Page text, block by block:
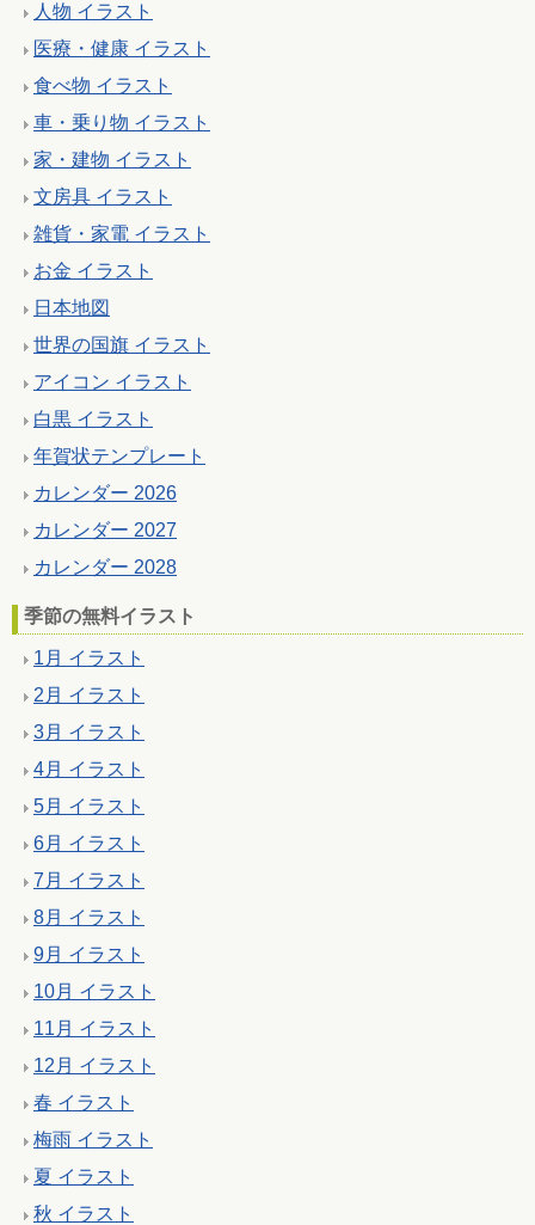
人物 イラスト
医療・健康 イラスト
食べ物 イラスト
車・乗り物 イラスト
家・建物 イラスト
文房具 イラスト
雑貨・家電 イラスト
お金 イラスト
日本地図
世界の国旗 イラスト
アイコン イラスト
白黒 イラスト
年賀状テンプレート
カレンダー 2026
カレンダー 2027
カレンダー 2028
季節の無料イラスト
1月 イラスト
2月 イラスト
3月 イラスト
4月 イラスト
5月 イラスト
6月 イラスト
7月 イラスト
8月 イラスト
9月 イラスト
10月 イラスト
11月 イラスト
12月 イラスト
春 イラスト
梅雨 イラスト
夏 イラスト
秋 イラスト